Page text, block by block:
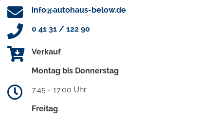
info@autohaus-below.de
0 41 31 / 122 90
Verkauf
Montag bis Donnerstag
7.45 - 17.00 Uhr
Freitag